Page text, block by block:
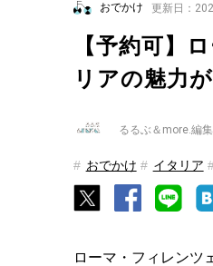
おでかけ 更新日：
【予約可】
リアの魅力
るるぶ＆more.編
おでかけ イタリア
ローマ・フィレンツ